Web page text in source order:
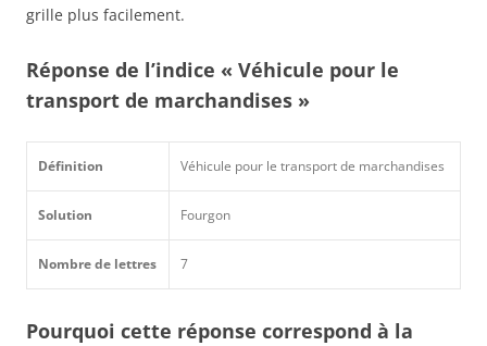
grille plus facilement.
Réponse de l’indice « Véhicule pour le
transport de marchandises »
Définition Véhicule pour le transport de marchandises
Solution Fourgon
Nombre de lettres 7
Pourquoi cette réponse correspond à la